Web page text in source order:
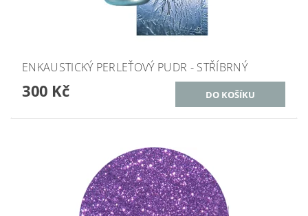
ENKAUSTICKÝ PERLEŤOVÝ PUDR - STŘÍBRNÝ
300 Kč